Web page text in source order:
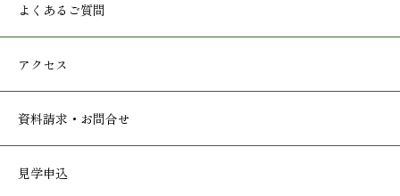
よくあるご質問
アクセス
資料請求・お問合せ
見学申込